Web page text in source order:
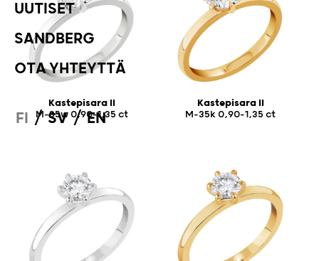
Kastepisara II
M-35w 0,90-1,35 ct
Kastepisara II
M-35k 0,90-1,35 ct
UUTISET
SANDBERG
OTA YHTEYTTÄ
FI /SV /EN